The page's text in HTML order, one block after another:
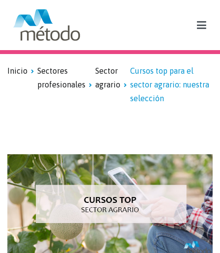
Blog sobre formación subvencionada y empleo
Inicio
Sectores
profesionales
Sector
agrario
Cursos top para el
sector agrario: nuestra
selección